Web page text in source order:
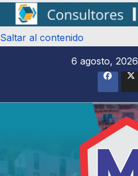
Saltar al contenido
6 agosto, 2026